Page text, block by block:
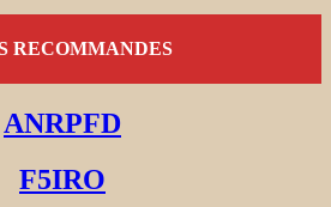
RECOMMANDES
ANRPFD
F5IRO